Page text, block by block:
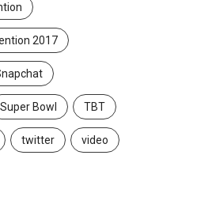
2017
Super Bowl TBT
twitter video